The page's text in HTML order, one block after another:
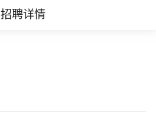
招聘详情